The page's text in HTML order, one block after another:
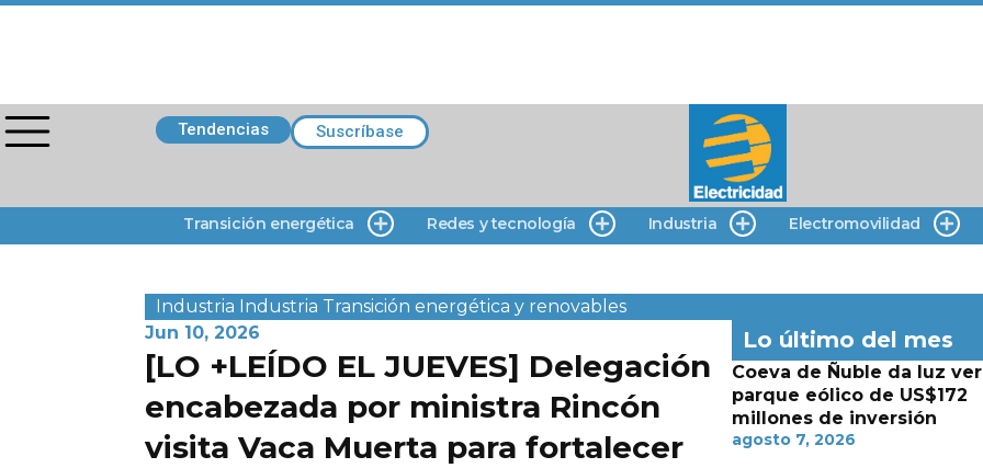
Tendencias Suscríbase
Transición energética Redes y tecnología Industria Electromovilidad
Industria Industria Transición energética y renovables
Jun 10, 2026
[LO +LEÍDO EL JUEVES] Delegación
encabezada por ministra Rincón
visita Vaca Muerta para fortalecer
Lo último del mes
Coeva de Ñuble da luz
parque eólico de US$172
millones de inversión
agosto 7, 2026